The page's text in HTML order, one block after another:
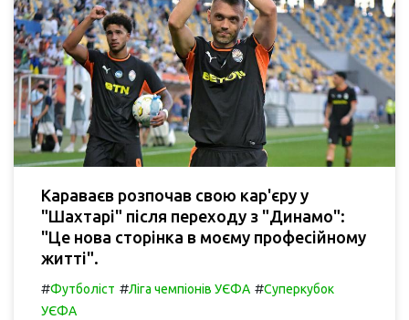
Караваєв розпочав свою кар'єру у
"Шахтарі" після переходу з "Динамо":
"Це нова сторінка в моєму професійному
житті".
#Футболіст #Ліга чемпіонів УЄФА #Суперкубок
УЄФА